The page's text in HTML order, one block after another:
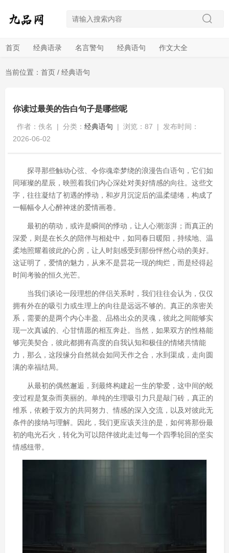
首页 经典语录 名言警句 经典语句 作文大全
当前位置： 首页 / 经典语句
你读过最美的告白句子是哪些呢
作者：佚名 | 分类： 经典语句 | 浏览：87 |
发布时间：
2026-06-02
探寻那些触动心弦、令你魂牵梦绕的浪漫告白语句，它们如
同璀璨的星辰，映照着我们内心深处对美好情感的向往。这些文
字，往往凝结了初遇的悸动，和岁月沉淀后的温柔缱绻，构成了
一幅幅令人心醉神迷的爱情画卷。
最初的萌动，或许是瞬间的悸动，让人心潮澎湃；而真正的
深爱，则是在长久的陪伴与相处中，如同春日暖阳，持续地、温
柔地照耀着彼此的心房，让人时刻感受到那份怦然心动的美好。
这证明了，爱情的魅力，从来不是昙花一现的绚烂，而是经得起
时间考验的恒久光芒。
当我们谈论一段理想的伴侣关系时，我们往往会认为，仅仅
拥有外在的吸引力或生理上的向往是远远不够的。真正的亲密关
系，需要的是两个内心丰盈、品格出众的灵魂，彼此之间能够实
现一次真诚的、心甘情愿的相互奔赴。当然，如果双方的性格能
够完美契合，彼此都拥有高度的自我认知和极佳的情绪共情能
力，那么，这段缘分自然就会如同天作之合，水到渠成，走向圆
满的幸福结局。
从最初的偶然邂逅，到最终构建起一生的挚爱，这中间的蜕
变过程是复杂而美丽的。单纯的生理吸引力只是敲门砖，真正的
维系，依赖于双方的共同努力、情感的深入交流，以及对彼此无
条件的接纳与理解。因此，我们更应该关注的是，如何将那份最
初的电光石火，转化为可以陪伴彼此走过每一个四季轮回的坚实
情感纽带。